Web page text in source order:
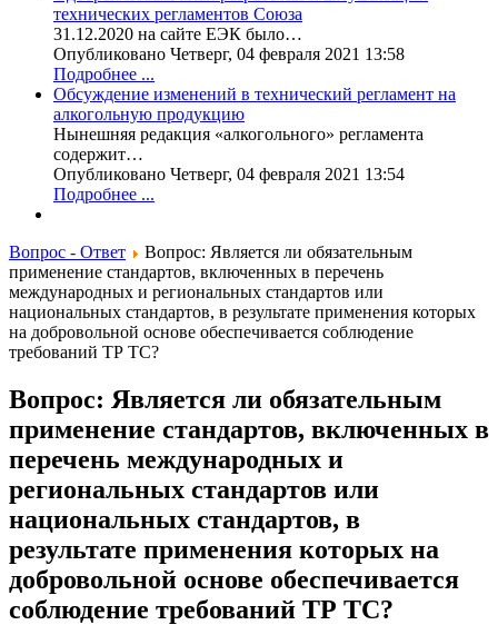
технических регламентов Союза
31.12.2020 на сайте ЕЭК было…
Опубликовано Четверг, 04 февраля 2021 13:58
Подробнее ...
Обсуждение изменений в технический регламент на
алкогольную продукцию
Нынешняя редакция «алкогольного» регламента
содержит…
Опубликовано Четверг, 04 февраля 2021 13:54
Подробнее ...
Вопрос - Ответ
Вопрос: Является ли обязательным
применение стандартов, включенных в перечень
международных и региональных стандартов или
национальных стандартов, в результате применения которых
на добровольной основе обеспечивается соблюдение
требований ТР ТС?
Вопрос: Является ли обязательным
применение стандартов, включенных в
перечень международных и
региональных стандартов или
национальных стандартов, в
результате применения которых на
добровольной основе обеспечивается
соблюдение требований ТР ТС?